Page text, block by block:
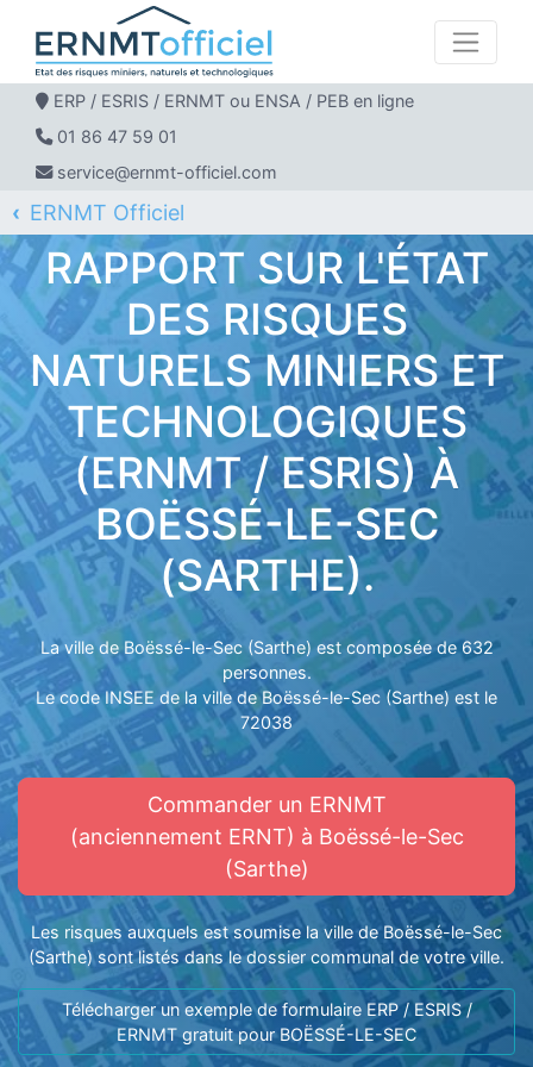
ERP / ESRIS / ERNMT ou ENSA / PEB en ligne
01 86 47 59 01
service@ernmt-officiel.com
ERNMT Officiel
ERP / ESRIS / ERNMT pour BOËSSÉ-LE-SEC
RAPPORT SUR L'ÉTAT
DES RISQUES
NATURELS MINIERS ET
TECHNOLOGIQUES
(ERNMT / ESRIS) À
BOËSSÉ-LE-SEC
(SARTHE).
La ville de Boëssé-le-Sec (Sarthe) est composée de 632
personnes.
Le code INSEE de la ville de Boëssé-le-Sec (Sarthe) est le
72038
Commander un ERNMT
(anciennement ERNT) à Boëssé-le-Sec
(Sarthe)
Les risques auxquels est soumise la ville de Boëssé-le-Sec
(Sarthe) sont listés dans le dossier communal de votre ville.
Télécharger un exemple de formulaire ERP / ESRIS /
ERNMT gratuit pour BOËSSÉ-LE-SEC